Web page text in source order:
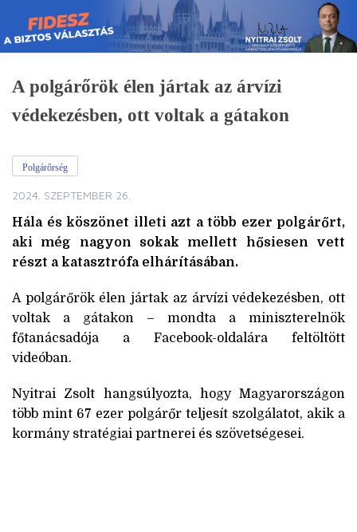
Skip
to
content
A polgárőrök élen jártak az árvízi
védekezésben, ott voltak a gátakon
Polgárőrség
2024. SZEPTEMBER 26.
Hála és köszönet illeti azt a több ezer polgárőrt,
aki még nagyon sokak mellett hősiesen vett
részt a katasztrófa elhárításában.
A polgárőrök élen jártak az árvízi védekezésben, ott
voltak a gátakon – mondta a miniszterelnök
főtanácsadója a Facebook-oldalára feltöltött
videóban.
Nyitrai Zsolt hangsúlyozta, hogy Magyarországon
több mint 67 ezer polgárőr teljesít szolgálatot, akik a
kormány stratégiai partnerei és szövetségesei.